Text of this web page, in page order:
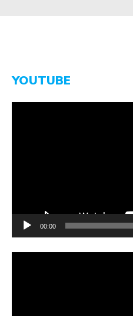
YOUTUBE
00:00